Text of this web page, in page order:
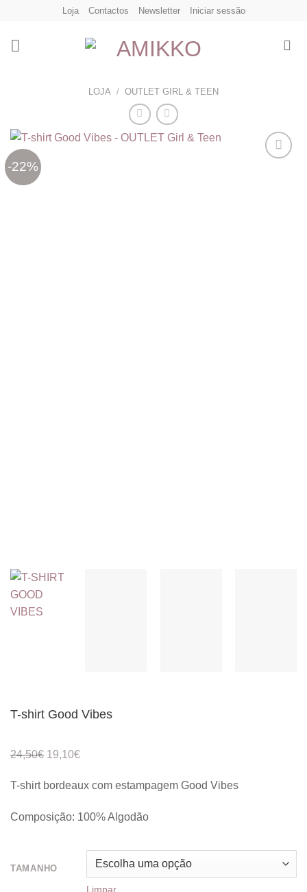
content
Loja Contactos Newsletter Iniciar sessão
LOJA / OUTLET GIRL & TEEN
-22%
T-shirt Good Vibes
24,50€ O
original
24,50€.
19,10€O
atual
19,10€.
T-shirt bordeaux com estampagem Good Vibes
Composição: 100% Algodão
TAMANHO
Limpar